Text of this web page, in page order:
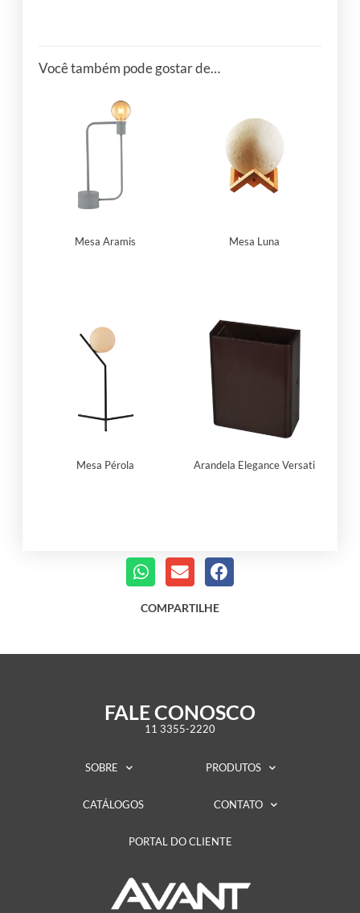
Você também pode gostar de…
Mesa Aramis Mesa Luna
Mesa Pérola Arandela Elegance Versati
COMPARTILHE
FALE CONOSCO
11 3355-2220
SOBRE PRODUTOS
CATÁLOGOS CONTATO
PORTAL DO CLIENTE